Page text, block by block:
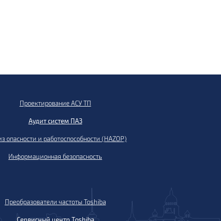
Проектирование АСУ ТП
Аудит систем ПАЗ
опасности и работоспособности (HAZOP)
Информационная безопасность
Преобразователи частоты Toshiba